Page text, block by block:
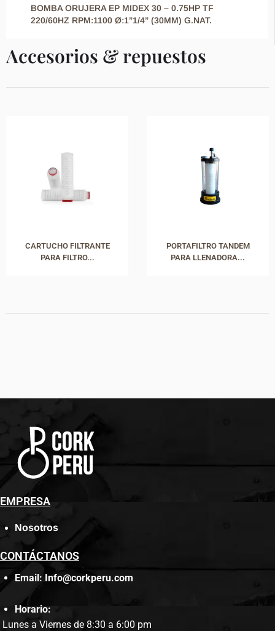
BOMBA ORUJERA EP MIDEX 30 – 0.75HP TF
220/60HZ RPM:1100 Ø:1”1/4” (30MM) G.NAT.
Accesorios & repuestos
CARTUCHO FILTRANTE
PARA FILTRO...
PORTAFILTRO TANDEM
PARA LLENADORA...
EMPRESA
Nosotros
CONTÁCTANOS
Email: Info@corkperu.com
Horario:
Lunes a Viernes de 8:30 a 6:00 pm